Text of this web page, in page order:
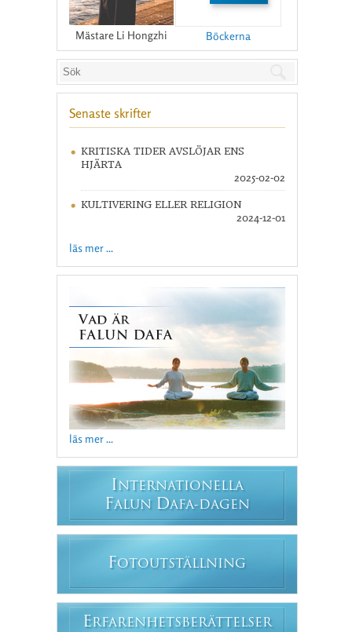
Mästare Li Hongzhi Böckerna
Senaste skrifter
KRITISKA TIDER AVSLÖJAR ENS
HJÄRTA
2025-02-02
KULTIVERING ELLER RELIGION
2024-12-01
läs mer ...
läs mer ...
INTERNATIONELLA
FALUN DAFA-DAGEN
FOTOUTSTÄLLNING
ERFARENHETSBERÄTTELSER